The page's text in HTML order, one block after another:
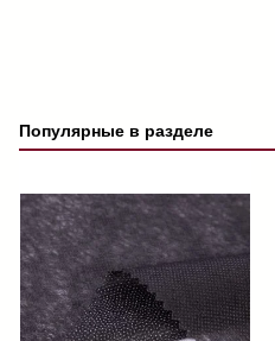
Популярные в разделе